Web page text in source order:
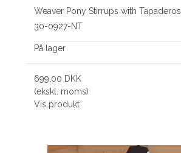
Weaver Pony Stirrups with Tapaderos
30-0927-NT
På lager
699,00 DKK
(ekskl. moms)
Vis produkt